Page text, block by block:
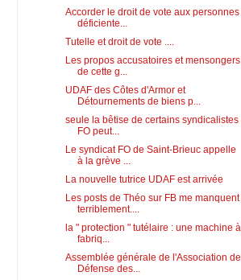
Accorder le droit de vote aux personnes
déficiente...
Tutelle et droit de vote ....
Les propos accusatoires et mensongers
de cette g...
UDAF des Côtes d'Armor et
Détournements de biens p...
seule la bêtise de certains syndicalistes
FO peut...
Le syndicat FO de Saint-Brieuc appelle
à la grève ...
La nouvelle tutrice UDAF est arrivée
Les posts de Théo sur FB me manquent
terriblement....
la " protection " tutélaire : une machine à
fabriq...
Assemblée générale de l'Association de
Défense des...